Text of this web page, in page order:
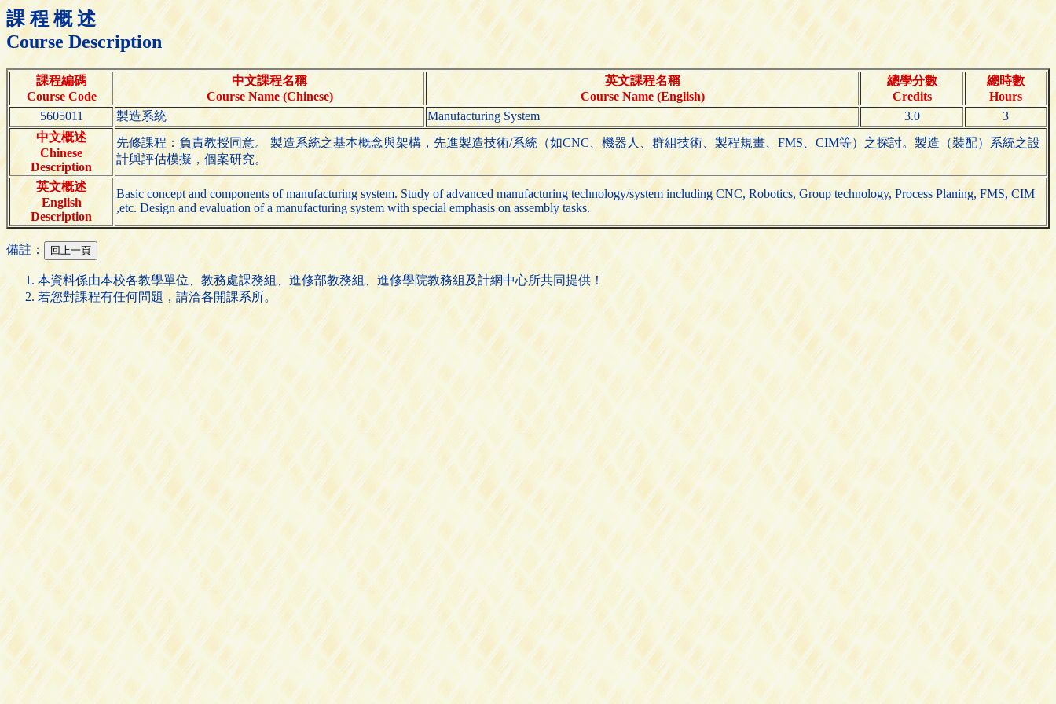
課 程 概 述
Course Description
課程編碼
Course Code
中文課程名稱
Course Name (Chinese)
英文課程名稱
Course Name (English)
總學分數
Credits
總時數
Hours
5605011
製造系統 Manufacturing System 3.0
3
中文概述
Chinese
Description
先修課程：負責教授同意。 製造系統之基本概念與架構，先進製造技術/系統（如CNC、機器人、群組技術、製程規畫、FMS、CIM等）之探討。製造（裝配）系統之設
計與評估模擬，個案研究。
英文概述
English
Description
Basic concept and components of manufacturing system. Study of advanced manufacturing technology/system including CNC, Robotics, Group technology, Process Planing, FMS, CIM
,etc. Design and evaluation of a manufacturing system with special emphasis on assembly tasks.
備註：
本資料係由本校各教學單位、教務處課務組、進修部教務組、進修學院教務組及計網中心所共同提供！
若您對課程有任何問題，請洽各開課系所。